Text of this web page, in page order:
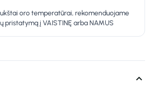
oro temperatūrai, rekomenduojame
pristatymą į VAISTINĘ arba NAMUS
expand_more